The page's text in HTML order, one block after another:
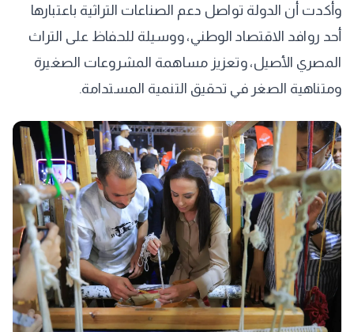
وأكدت أن الدولة تواصل دعم الصناعات التراثية باعتبارها
أحد روافد الاقتصاد الوطني، ووسيلة للحفاظ على التراث
المصري الأصيل، وتعزيز مساهمة المشروعات الصغيرة
ومتناهية الصغر في تحقيق التنمية المستدامة.